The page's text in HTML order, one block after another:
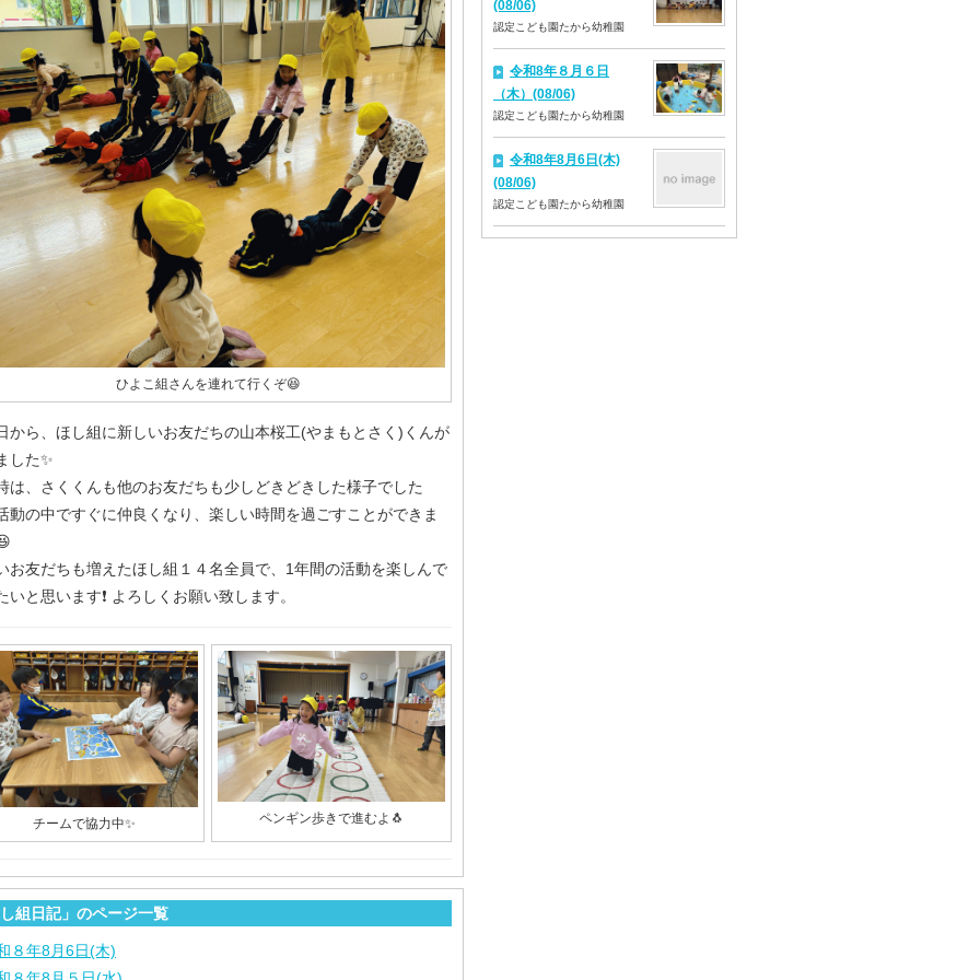
ひよこ組さんを連れて行くぞ😆
から、ほし組に新しいお友だちの山本桜工(やまもとさく)くんが
した✨
は、さくくんも他のお友だちも少しどきどきした様子でした
動の中ですぐに仲良くなり、楽しい時間を過ごすことができま
お友だちも増えたほし組１４名全員で、1年間の活動を楽しんで
いと思います❗️ よろしくお願い致します。
チームで協力中✨ ペンギン歩きで進むよ🐧
組日記」のページ一覧
８年8月6日(木)
(08/06)
認定こども園たから幼稚園
令和8年８月６日
（木）(08/06)
認定こども園たから幼稚園
令和8年8月6日(木)
(08/06)
認定こども園たから幼稚園